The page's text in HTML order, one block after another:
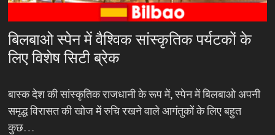
बिलबाओ स्पेन में वैश्विक सांस्कृतिक पर्यटकों के
लिए विशेष सिटी ब्रेक
बास्क देश की सांस्कृतिक राजधानी के रूप में, स्पेन में बिलबाओ अपनी
समृद्ध विरासत की खोज में रुचि रखने वाले आगंतुकों के लिए बहुत
कुछ…